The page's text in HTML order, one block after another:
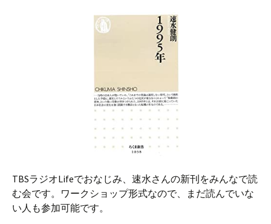
TBSラジオLifeでおなじみ、速水さんの新刊をみんなで読
む会です。ワークショップ形式なので、まだ読んでいな
い人も参加可能です。